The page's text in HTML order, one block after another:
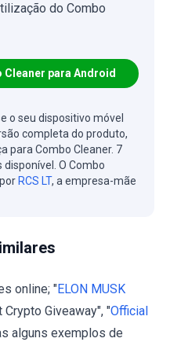
do Combo
Cleaner para Android
o seu dispositivo móvel
completa do produto,
para Combo Cleaner. 7
O Combo
RCS LT, a empresa-mãe
online; "ELON MUSK
Crypto Giveaway", "Official
alguns exemplos de